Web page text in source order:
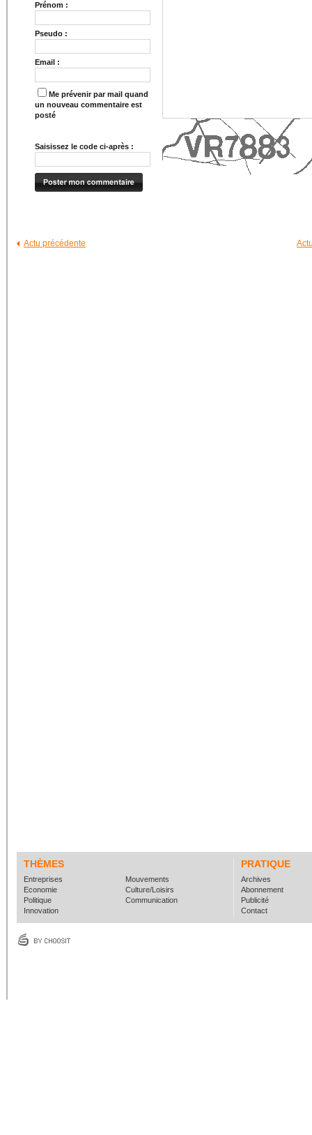
Prénom :
Pseudo :
Email :
Me prévenir par mail quand
un nouveau commentaire est
posté
Saisissez le code ci-après :
Actu précédente
THÈMES PRATIQUE
Entreprises
Economie
Politique
Innovation
Mouvements
Culture/Loisirs
Communication
Archives
Abonnement
Publicité
Contact